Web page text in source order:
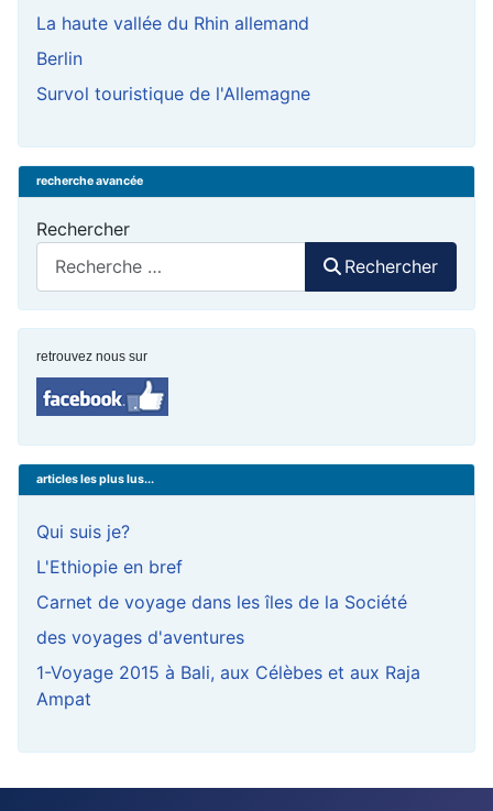
La haute vallée du Rhin allemand
Berlin
Survol touristique de l'Allemagne
recherche avancée
Rechercher
Rechercher
retrouvez nous sur
articles les plus lus...
Qui suis je?
L'Ethiopie en bref
Carnet de voyage dans les îles de la Société
des voyages d'aventures
1-Voyage 2015 à Bali, aux Célèbes et aux Raja
Ampat